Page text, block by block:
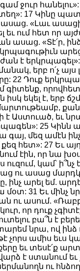
ջուր
17 Կինը
«Լաւ
ում հետ որ
ասաց. «Տէ՛ր,
է
երբ ո՛չ այս
22 Դուք
գիտենք,
եկել է, երբ
է Աստուած, եւ
25 Կինն
գայ, մեզ ամէն
հետ»: 27 Եւ
էին, որ նա
ուզում, կամ՝
ու ասաց
ինչ արել եմ.
31 Եւ մինչ
ու ասում.
որ դուք
բա՞ն է
նրա, ով
չորս ամիս եւս
եւ տեսէ՛ք
վարձ է ստանում
ու